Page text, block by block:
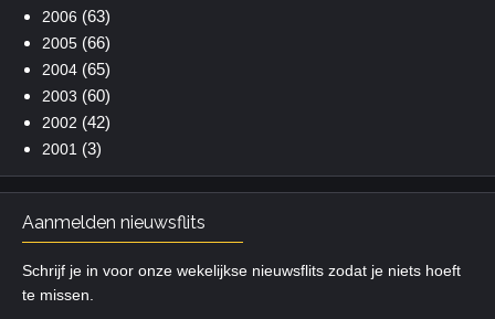
2006 (63)
2005(66)
2004(65)
2003 (60)
2002 (42)
2001 (3)
Aanmelden nieuwsflits
Schrijf je in voor onze wekelijkse nieuwsflits zodat je niets hoeft
te missen.